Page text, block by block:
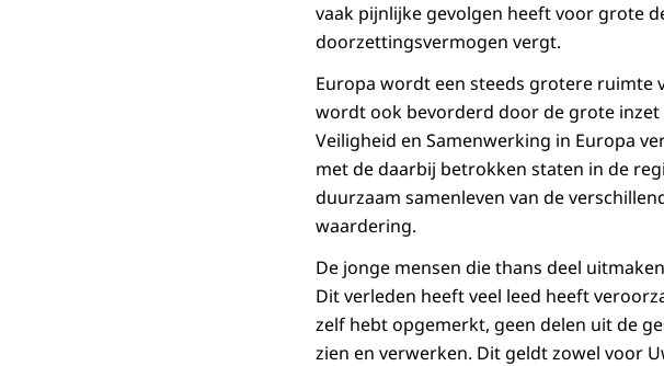
vaak pijnlijke gevolgen heeft voor grote
doorzettingsvermogen vergt.
Europa wordt een steeds grotere ruimte
wordt ook bevorderd door de grote
Veiligheid en Samenwerking in Europa
met de daarbij betrokken staten in de
duurzaam samenleven van de
waardering.
De jonge mensen die thans deel
Dit verleden heeft veel leed heeft
zelf hebt opgemerkt, geen delen uit de
zien en verwerken. Dit geldt zowel voor